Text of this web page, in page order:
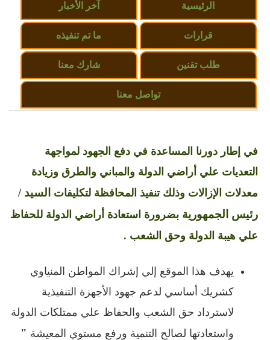
الرئيسية آخر الأخبار
قرارات ما تم تنفيذه
طلب تقنين شارك معنا
تواصل معنا
في إطار دورنا المساعدة في دفع الجهود لمواجهة
التعديات علي أراضي الدولة والمباني والطرق وزيادة
معدلات الإزالات وذلك تنفيذ المحافظة لتكليفات السيد /
رئيس الجمهورية بضرورة استعادة أراضي الدولة للحفاظ
علي هيبة الدولة وحق الشعب .
يهدف هذا الموقع إلي إشراك المواطن المنياوي
كشريك أساسي لدعم جهود الأجهزة التنفيذية
لاسترداد حق الشعب والحفاظ علي ممتلكات الدولة
واستعادتها لصالح التنمية ورفع مستوي المعيشة "